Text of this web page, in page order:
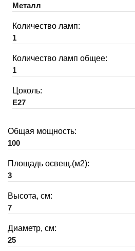
Металл
Количество ламп:
1
Количество ламп общее:
1
Цоколь:
E27
Общая мощность:
100
Площадь освещ.(м2):
3
Высота, см:
7
Диаметр, см:
25